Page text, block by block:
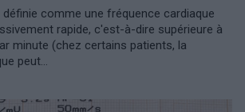
comme une fréquence cardiaque
rapide, c'est-à-dire supérieure à
minute (chez certains patients, la
peut...